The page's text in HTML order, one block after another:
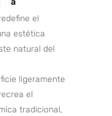
el
estética
natural del
ligeramente
el
tradicional,